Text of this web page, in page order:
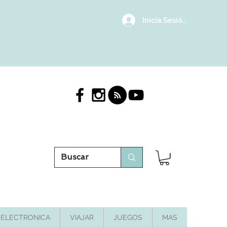
Inicia Sesión/
ELECTRONICA VIAJAR JUEGOS MAS